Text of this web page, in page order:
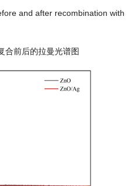
and after recombination with
合前后的拉曼光谱图